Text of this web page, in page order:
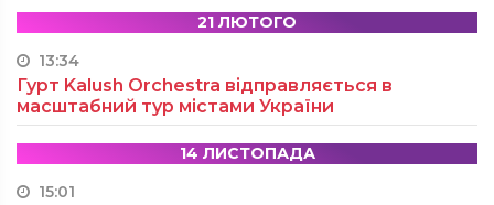
21 ЛЮТОГО
13:34
Гурт Kalush Orchestra відправляється в
масштабний тур містами України
14 ЛИСТОПАДА
15:01